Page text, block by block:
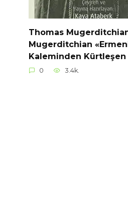
Thomas
Mugerditchian
Kaleminden Kürtleşen
0 3.4k.